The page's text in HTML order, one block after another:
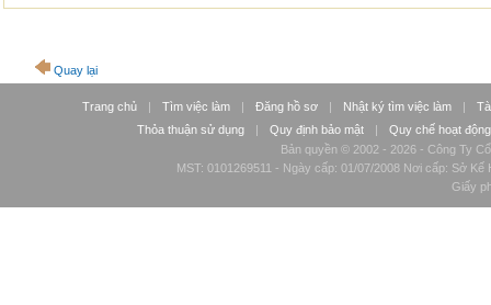
Quay lại
Trang chủ | Tìm việc làm | Đăng hồ sơ | Nhật ký tìm việc làm |
Thỏa thuận sử dụng
| Quy định bảo mật |
Quy chế hoạt động
Bản quyền © 2002 - 2026 - Công Ty
MST: 0101269511 - Ngày cấp: 01/07/2008 Nơi cấp: Sở
Giấy